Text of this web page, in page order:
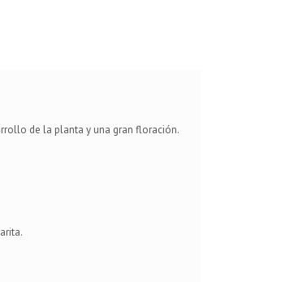
de la planta y una gran floración.